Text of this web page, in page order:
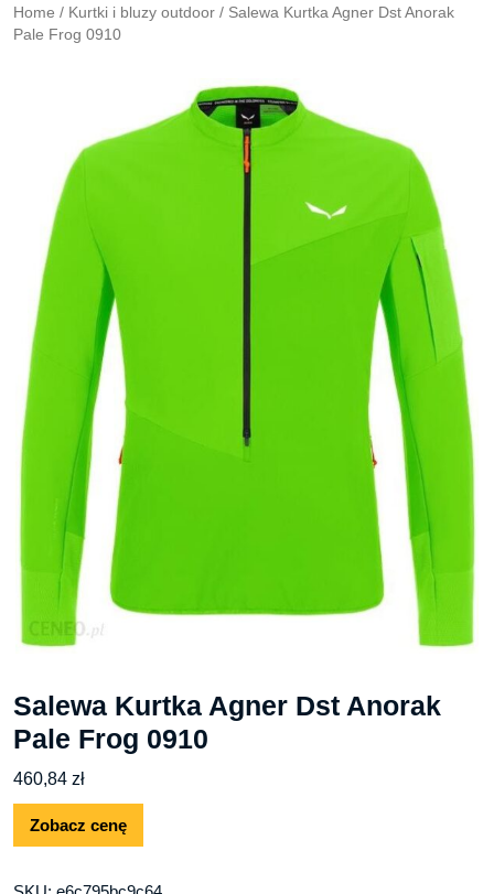
Home / Kurtki i bluzy outdoor / Salewa Kurtka Agner Dst Anorak
Pale Frog 0910
Salewa Kurtka Agner Dst Anorak
Pale Frog 0910
460,84 zł
Zobacz cenę